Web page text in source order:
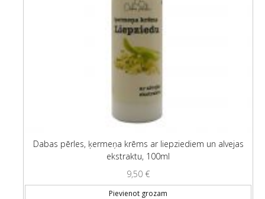
Dabas pērles, ķermeņa krēms ar liepziediem un alvejas
ekstraktu, 100ml
9,50 €
Pievienot grozam